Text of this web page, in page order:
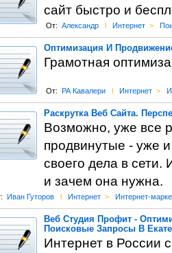
сайт быстро и
От: Александр l Интернет >
Оптимизация И
Грамотная
От: РА Кавалери l Интернет >
Раскрутка Веб Сайта.
Возможно, уже все
продвинутые - уже
своего дела в сети.
и зачем она нужна.
Иван Гуторов l Интернет > Интернет-
Веб Студия Профит -
Поисковые Запросы В
Интернет в России